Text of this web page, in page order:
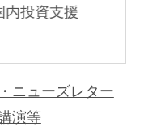
内投資支援
ニューズレター
演等